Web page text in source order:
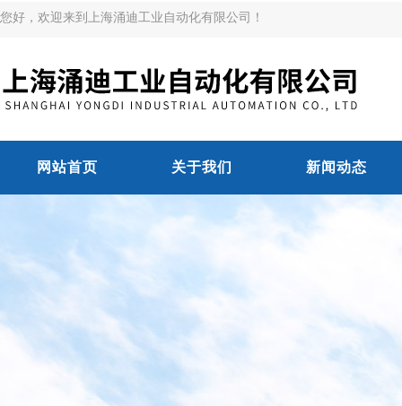
您好，欢迎来到上海涌迪工业自动化有限公司！
网站首页 关于我们 新闻动态